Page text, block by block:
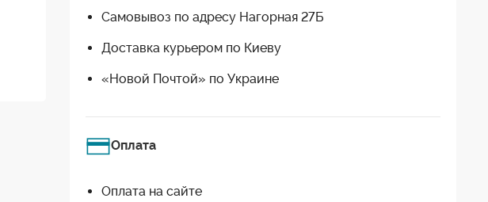
Самовывоз по адресу Нагорная 27Б
Доставка курьером по Киеву
«Новой Почтой» по Украине
Оплата
Оплата на сайте